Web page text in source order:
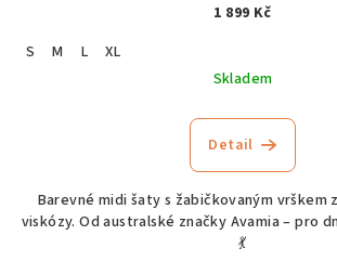
1 899 Kč
S
M L
XL
Skladem
Detail
Barevné midi šaty s žabičkovaným vrškem
viskózy. Od australské značky Avamia – pro
💃